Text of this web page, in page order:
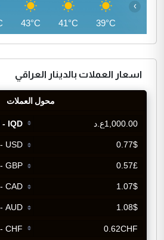
39°C
41°C
43°C
›
اسعار العملات بالدينار العراقي